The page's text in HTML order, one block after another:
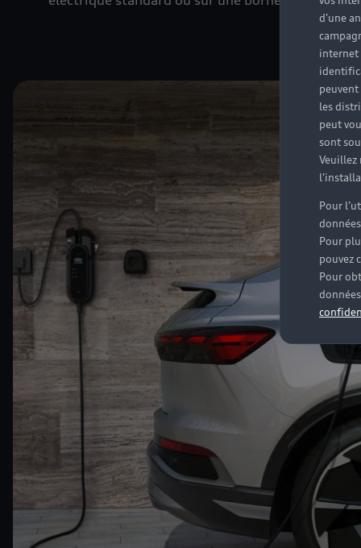
d'une
internet
peuvent
les
peut
sont
Veuillez
Pour
Pour
pouvez
Pour